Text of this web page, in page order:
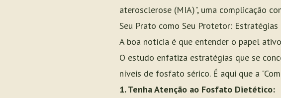
aterosclerose (MIA)", uma complicação
Seu Prato como Seu Protetor: Estratégias
A boa notícia é que entender o papel
O estudo enfatiza estratégias que se
níveis de fosfato sérico. É aqui que a
1. Tenha Atenção ao Fosfato Dietético: